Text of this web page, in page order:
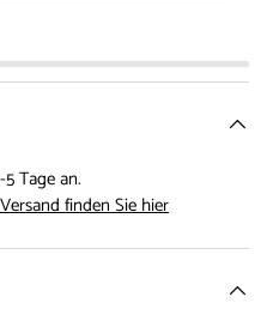
Tage an.
finden Sie hier